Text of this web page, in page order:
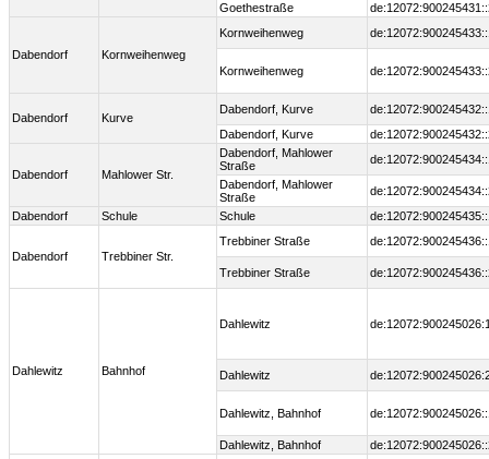
Goethestraße
Dabendorf Kornweihenweg
Kornweihenweg
Kornweihenweg
Dabendorf Kurve
Dabendorf, Kurve
Dabendorf, Kurve
Dabendorf Mahlower Str.
Dabendorf, Mahlower
Straße
Dabendorf, Mahlower
Straße
Dabendorf
Schule Schule
Dabendorf Trebbiner Str.
Trebbiner Straße
Trebbiner Straße
Dahlewitz Bahnhof
Dahlewitz
Dahlewitz
Dahlewitz, Bahnhof
Dahlewitz, Bahnhof